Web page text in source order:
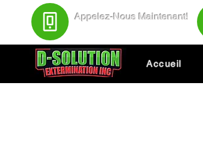
Appelez-Nous Maintenant!
Accueil